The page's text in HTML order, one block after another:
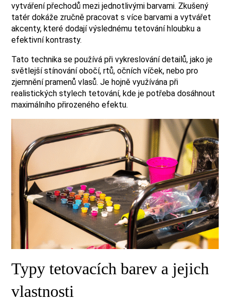
vytváření přechodů mezi jednotlivými barvami. Zkušený
tatér dokáže zručně pracovat s více barvami a vytvářet
akcenty, které dodají výslednému tetování hloubku a
efektivní kontrasty.
Tato technika se používá při vykreslování detailů, jako je
světlejší stínování obočí, rtů, očních víček, nebo pro
zjemnění pramenů vlasů. Je hojně využívána při
realistických stylech tetování, kde je potřeba dosáhnout
maximálního přirozeného efektu.
Typy tetovacích barev a jejich
vlastnosti